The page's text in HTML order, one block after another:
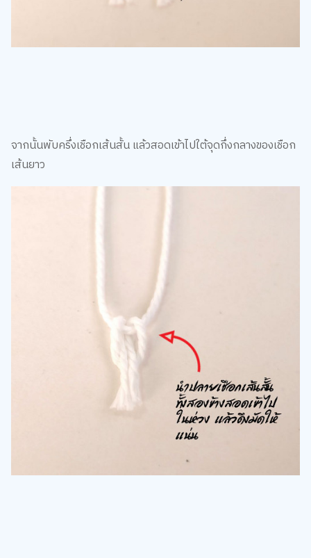
จากนั้นพับครึ่งเชือกเส้นสั้น แล้วสอดเข้าไปใต้จุดกึ่งกลางของเชือก
เส้นยาว